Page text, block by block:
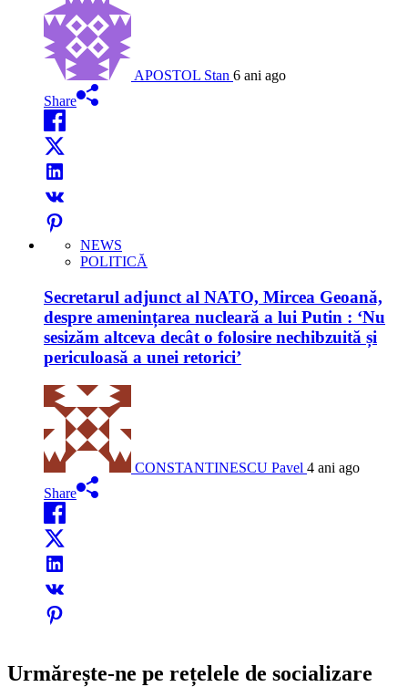
APOSTOL Stan 6 ani ago
Share
NEWS
POLITICĂ
Secretarul adjunct al NATO, Mircea Geoană,
despre amenințarea nucleară a lui Putin : ‘Nu
sesizăm altceva decât o folosire nechibzuită și
periculoasă a unei retorici’
CONSTANTINESCU Pavel 4 ani ago
Share
Urmărește-ne pe rețelele de socializare